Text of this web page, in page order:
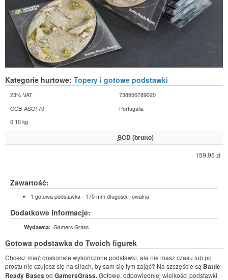
Kategorie hurtowe: Topery i gotowe podstawki
23% VAT
738956789020
GGB-ASO170
Portugalia
0,10 kg
SCD (brutto)
159,95 zł
Zawartość:
1 gotowa podstawka - 170 mm długości - owalna
Dodatkowe informacje:
Wydawca: Gamers Grass
Gotowa podstawka do Twoich figurek
Chcesz mieć doskonale wykończone podstawki, ale nie masz czasu lub po
prostu nie czujesz się na siłach, by sam się tym zająć? Na szczęście są Battle
Ready Bases od GamersGrass.Gotowe, odpowiedniej wielkości podstawki